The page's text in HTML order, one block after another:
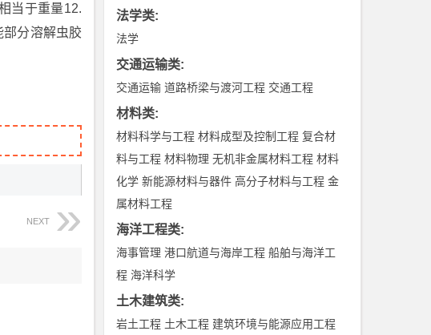
当于重量12.
部分溶解虫胶
NEXT
法学类:
法学
交通运输类:
交通运输 道路桥梁与渡河工程 交通工程
材料类:
材料科学与工程 材料成型及控制工程 复合材
料与工程 材料物理 无机非金属材料工程 材料
化学 新能源材料与器件 高分子材料与工程 金
属材料工程
海洋工程类:
海事管理 港口航道与海岸工程 船舶与海洋工
程 海洋科学
土木建筑类:
岩土工程 土木工程 建筑环境与能源应用工程